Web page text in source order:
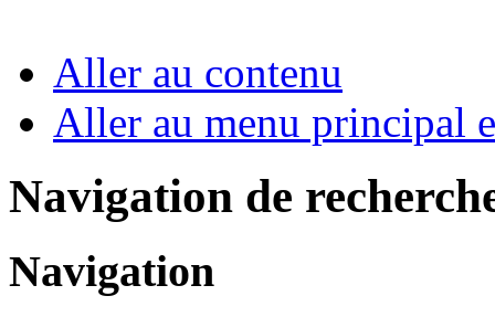
Aller au contenu
Aller au menu principal
Navigation de
Navigation